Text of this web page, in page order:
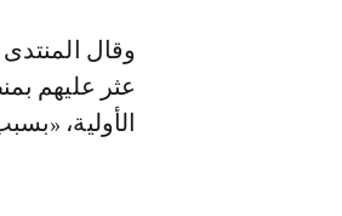
وقال المنتدى التونسي للحقوق الاقتصادية والاجتماعية إن هؤلاء المهاجرين، الذين
عثر عليهم
الأولية،